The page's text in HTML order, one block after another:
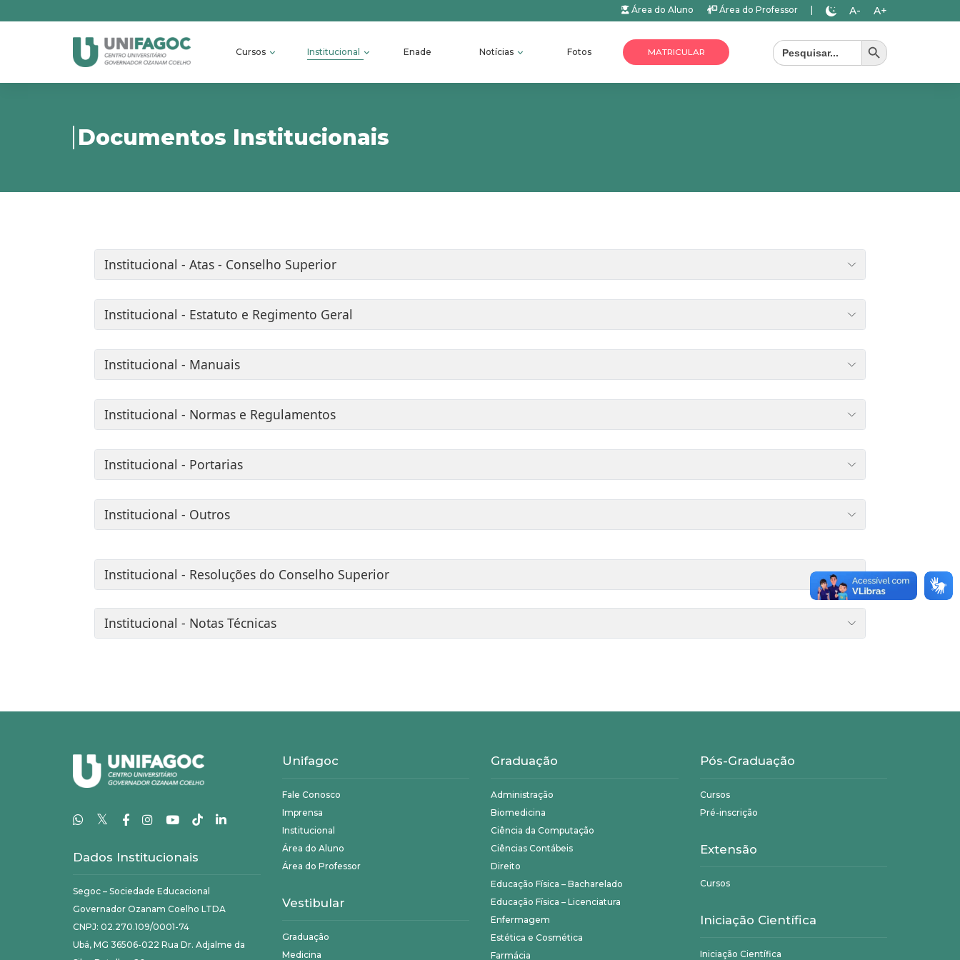
Área do Aluno Área do Professor A- A+
Cursos Institucional Enade Notícias Fotos MATRICULAR
Search
for:
Search Button
Documentos Institucionais
Institucional - Atas - Conselho Superior
Institucional - Estatuto e Regimento Geral
Institucional - Manuais
Institucional - Normas e Regulamentos
Institucional - Portarias
Institucional - Outros
Institucional - Resoluções do Conselho Superior
Institucional - Notas Técnicas
𝕏
Dados Institucionais
Segoc – Sociedade Educacional
Governador Ozanam Coelho LTDA
CNPJ: 02.270.109/0001-74
Ubá, MG 36506-022 Rua Dr. Adjalme da
Unifagoc
Fale Conosco
Imprensa
Institucional
Área do Aluno
Área do Professor
Vestibular
Graduação
Medicina
Graduação
Administração
Biomedicina
Ciência da Computação
Ciências Contábeis
Direito
Educação Física – Bacharelado
Educação Física – Licenciatura
Enfermagem
Estética e Cosmética
Farmácia
Pós-Graduação
Cursos
Pré-inscrição
Extensão
Cursos
Iniciação Científica
Iniciação Científica